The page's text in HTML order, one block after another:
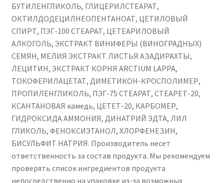
БУТИЛЕНГЛИКОЛЬ, ГЛИЦЕРИЛСТЕАРАТ,
ОКТИЛДОДЕЦИЛНЕОПЕНТАНОАТ, ЦЕТИЛОВЫЙ
СПИРТ, ПЭГ-100 СТЕАРАТ, ЦЕТЕАРИЛОВЫЙ
АЛКОГОЛЬ, ЭКСТРАКТ ВИНИФЕРЫ (ВИНОГРАДНЫХ)
СЕМЯН, МЕЛИЯ ЭКСТРАКТ ЛИСТЬЯ АЗАДИРАХТЫ,
ЛЕЦИТИН, ЭКСТРАКТ КОРНЯ ARCTIUM LAPPA,
ТОКОФЕРИЛАЦЕТАТ, ДИМЕТИКОН-КРОСПОЛИМЕР,
ПРОПИЛЕНГЛИКОЛЬ, ПЭГ-75 СТЕАРАТ, СТЕАРЕТ-20,
КСАНТАНОВАЯ камедь, ЦЕТЕТ-20, КАРБОМЕР,
ГИДРОКСИДА АММОНИЯ, ДИНАТРИЙ ЭДТА, ЛИЛ
ГЛИКОЛЬ, ФЕНОКСИЭТАНОЛ, ХЛОРФЕНЕЗИН,
БИСУЛЬФИТ НАТРИЯ. Производитель несет
ответственность за состав продукта. Мы рекомендуем
проверять список ингредиентов продукта
непосредственно на упаковке из-за возможных